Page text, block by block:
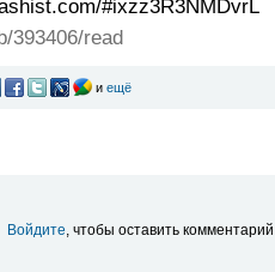
#ixzz3R3NMDvrL
393406/read
и ещё
Войдите, чтобы оставить комментарий